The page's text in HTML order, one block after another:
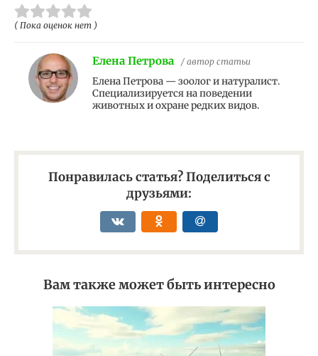
( Пока оценок нет )
Елена Петрова / автор статьи
Елена Петрова — зоолог и натуралист.
Специализируется на поведении
животных и охране редких видов.
Понравилась статья? Поделиться с
друзьями:
Вам также может быть интересно